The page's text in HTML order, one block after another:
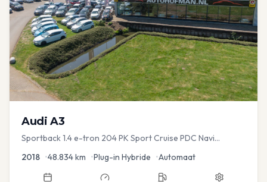
Audi A3
Sportback 1.4 e-tron 204 PK Sport Cruise PDC Navi
2018 •48.834km •Plug-in Hybride •Automaat